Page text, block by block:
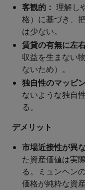
客観的： 理解し
格）に基づき、
は少ない。
賃貸の有無に左
収益を生まない
ないため）。
独自性のマッピ
ないような独自
る。
デメリット
市場近接性が異
た資産価値は実
る。ミュンヘン
価格が純粋な資